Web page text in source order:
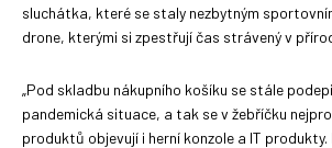
sluchátka, které se staly nezbytným
drone, kterými si zpestřují čas strávený v
„Pod skladbu nákupního košíku se stále
pandemická situace, a tak se v žebříčku
produktů objevují i ​​herní konzole a IT produkty.